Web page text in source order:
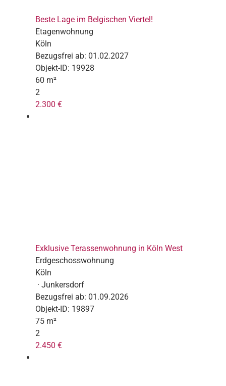
Beste Lage im Belgischen Viertel!
Etagenwohnung
Köln
Bezugsfrei ab: 01.02.2027
Objekt-ID: 19928
60 m²
2
2.300 €
Exklusive Terassenwohnung in Köln West
Erdgeschosswohnung
Köln
· Junkersdorf
Bezugsfrei ab: 01.09.2026
Objekt-ID: 19897
75 m²
2
2.450 €